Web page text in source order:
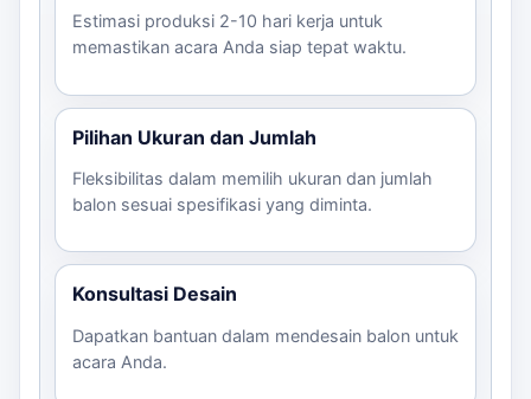
Estimasi produksi 2-10 hari kerja untuk
memastikan acara Anda siap tepat waktu.
Pilihan Ukuran dan Jumlah
Fleksibilitas dalam memilih ukuran dan jumlah
balon sesuai spesifikasi yang diminta.
Konsultasi Desain
Dapatkan bantuan dalam mendesain balon untuk
acara Anda.